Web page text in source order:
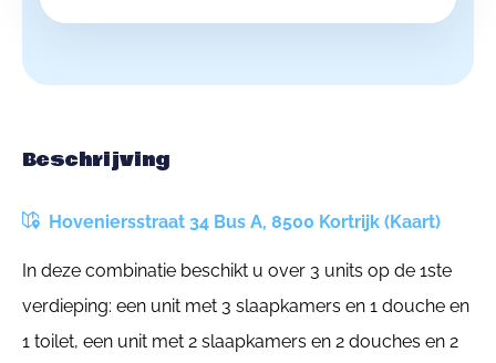
Beschrijving
Hoveniersstraat 34 Bus A, 8500 Kortrijk (Kaart)
In deze combinatie beschikt u over 3 units op de 1ste
verdieping: een unit met 3 slaapkamers en 1 douche en
1 toilet, een unit met 2 slaapkamers en 2 douches en 2